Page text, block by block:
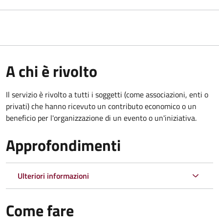
A chi è rivolto
Il servizio è rivolto a tutti i soggetti (come associazioni, enti o
privati) che hanno ricevuto un contributo economico o un
beneficio per l'organizzazione di un evento o un'iniziativa.
Approfondimenti
Ulteriori informazioni
Come fare